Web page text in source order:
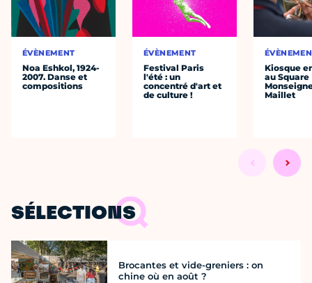
ÉVÈNEMENT
Noa Eshkol, 1924-
2007. Danse et
compositions
ÉVÈNEMENT
Festival Paris
l'été : un
concentré d'art et
de culture !
Kiosque
au Square
Maillet
SÉLECTIONS
Brocantes et vide-greniers : on
chine où en août ?